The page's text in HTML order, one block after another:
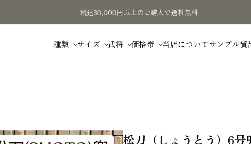
税込30,000円以上のご購入で送料無料
種類 サイズ 武将 価格帯 当店についてサンプル貸
松刀（しょうとう）6